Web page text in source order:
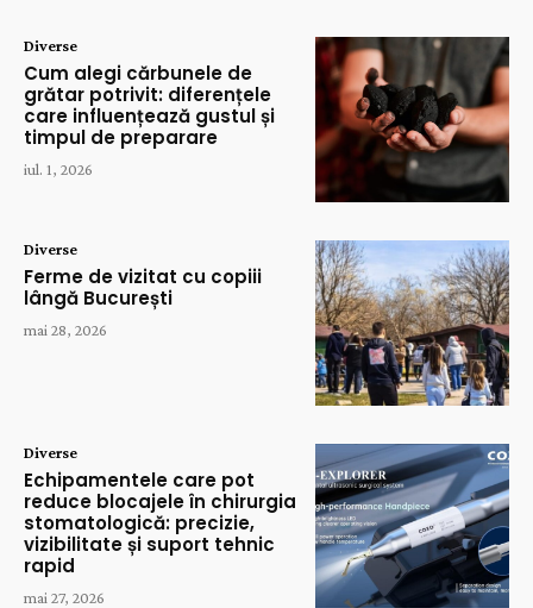
Diverse
Cum alegi cărbunele de
grătar potrivit: diferențele
care influențează gustul și
timpul de preparare
iul. 1, 2026
Diverse
Ferme de vizitat cu copiii
lângă București
mai 28, 2026
Diverse
Echipamentele care pot
reduce blocajele în chirurgia
stomatologică: precizie,
vizibilitate și suport tehnic
rapid
mai 27, 2026